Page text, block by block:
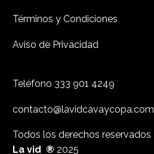
Términos y Condiciones
Aviso de Privacidad
Teléfono 333 901 4249
contacto@lavidcavaycopa.com
Todos los derechos reservados
La vid ® 2025